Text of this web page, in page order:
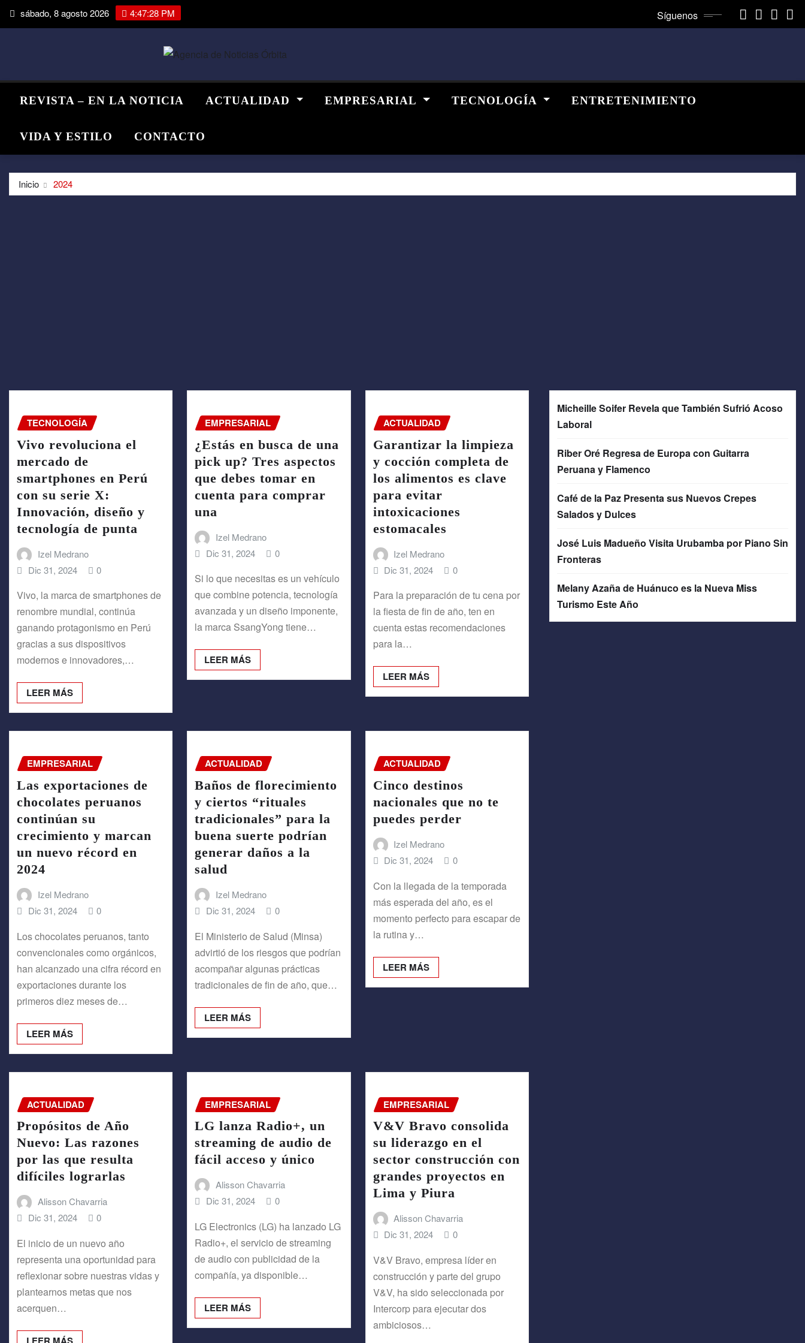
Saltar sábado, 8 agosto 2026 4:47:28 PM Síguenos
REVISTA – EN LA NOTICIA ACTUALIDAD EMPRESARIAL TECNOLOGÍA ENTRETENIMIENTO
VIDA Y ESTILO CONTACTO
Inicio 2024
TECNOLOGÍA
Vivo revoluciona el
mercado de
smartphones en Perú
con su serie X:
Innovación, diseño y
tecnología de punta
Izel Medrano
Dic 31, 2024
0
Vivo, la marca de smartphones de
renombre mundial, continúa
ganando protagonismo en Perú
gracias a sus dispositivos
modernos e innovadores,…
LEER MÁS
EMPRESARIAL
¿Estás en busca de una
pick up? Tres aspectos
que debes tomar en
cuenta para comprar
una
Izel Medrano
Dic 31, 2024
0
Si lo que necesitas es un vehículo
que combine potencia, tecnología
avanzada y un diseño imponente,
la marca SsangYong tiene…
LEER MÁS
ACTUALIDAD
Garantizar la limpieza
y cocción completa de
los alimentos es clave
para evitar
intoxicaciones
estomacales
Izel Medrano
Dic 31, 2024
0
Para la preparación de tu cena por
la fiesta de fin de año, ten en
cuenta estas recomendaciones
para la…
LEER MÁS
EMPRESARIAL
Las exportaciones de
chocolates peruanos
continúan su
crecimiento y marcan
un nuevo récord en
2024
Izel Medrano
Dic 31, 2024
0
Los chocolates peruanos, tanto
convencionales como orgánicos,
han alcanzado una cifra récord en
exportaciones durante los
primeros diez meses de…
LEER MÁS
ACTUALIDAD
Baños de florecimiento
y ciertos “rituales
tradicionales” para la
buena suerte podrían
generar daños a la
salud
Izel Medrano
Dic 31, 2024
0
El Ministerio de Salud (Minsa)
advirtió de los riesgos que podrían
acompañar algunas prácticas
tradicionales de fin de año, que…
LEER MÁS
ACTUALIDAD
Cinco destinos
nacionales que no te
puedes perder
Izel Medrano
Dic 31, 2024
0
Con la llegada de la temporada
más esperada del año, es el
momento perfecto para escapar de
la rutina y…
LEER MÁS
ACTUALIDAD
Propósitos de Año
Nuevo: Las razones
por las que resulta
difíciles lograrlas
Alisson Chavarria
Dic 31, 2024
0
El inicio de un nuevo año
representa una oportunidad para
reflexionar sobre nuestras vidas y
plantearnos metas que nos
acerquen…
EMPRESARIAL
LG lanza Radio+, un
streaming de audio de
fácil acceso y único
Alisson Chavarria
Dic 31, 2024
0
LG Electronics (LG) ha lanzado LG
Radio+, el servicio de streaming
de audio con publicidad de la
compañía, ya disponible…
LEER MÁS
EMPRESARIAL
V&V Bravo consolida
su liderazgo en el
sector construcción con
grandes proyectos en
Lima y Piura
Alisson Chavarria
Dic 31, 2024
0
V&V Bravo, empresa líder en
construcción y parte del grupo
V&V, ha sido seleccionada por
Intercorp para ejecutar dos
ambiciosos…
Micheille Soifer Revela que También Sufrió Acoso
Laboral
Riber Oré Regresa de Europa con Guitarra
Peruana y Flamenco
Café de la Paz Presenta sus Nuevos Crepes
Salados y Dulces
José Luis Madueño Visita Urubamba por Piano Sin
Fronteras
Melany Azaña de Huánuco es la Nueva Miss
Turismo Este Año